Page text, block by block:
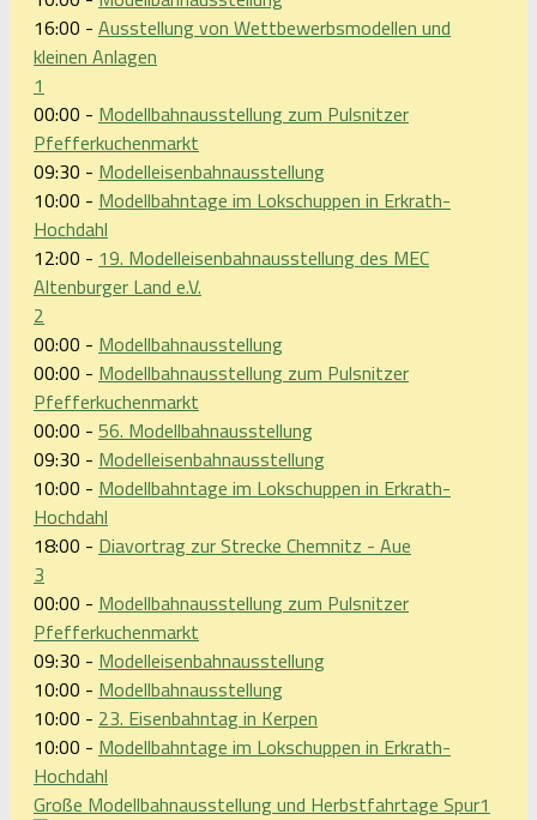
16:00 - Ausstellung von Wettbewerbsmodellen und
kleinen Anlagen
1
00:00 - Modellbahnausstellung zum Pulsnitzer
Pfefferkuchenmarkt
09:30 - Modelleisenbahnausstellung
10:00 - Modellbahntage im Lokschuppen in Erkrath-
Hochdahl
12:00 - 19. Modelleisenbahnausstellung des MEC
Altenburger Land e.V.
2
00:00 - Modellbahnausstellung
00:00 - Modellbahnausstellung zum Pulsnitzer
Pfefferkuchenmarkt
00:00 - 56. Modellbahnausstellung
09:30 - Modelleisenbahnausstellung
10:00 - Modellbahntage im Lokschuppen in Erkrath-
Hochdahl
18:00 - Diavortrag zur Strecke Chemnitz - Aue
3
00:00 - Modellbahnausstellung zum Pulsnitzer
Pfefferkuchenmarkt
09:30 - Modelleisenbahnausstellung
10:00 - Modellbahnausstellung
10:00 - 23. Eisenbahntag in Kerpen
10:00 - Modellbahntage im Lokschuppen in Erkrath-
Hochdahl
Große Modellbahnausstellung und Herbstfahrtage Spur1